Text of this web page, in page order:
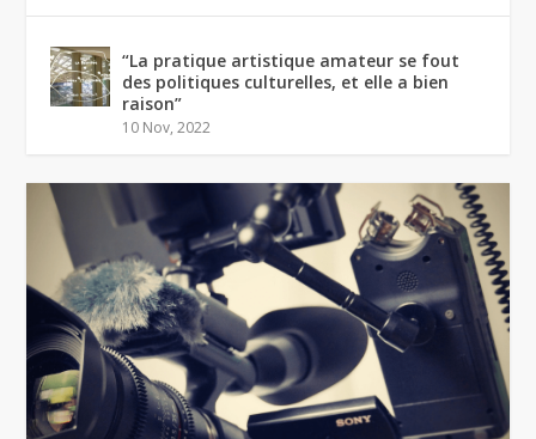
“La pratique artistique amateur se fout
des politiques culturelles, et elle a bien
raison”
10 Nov, 2022